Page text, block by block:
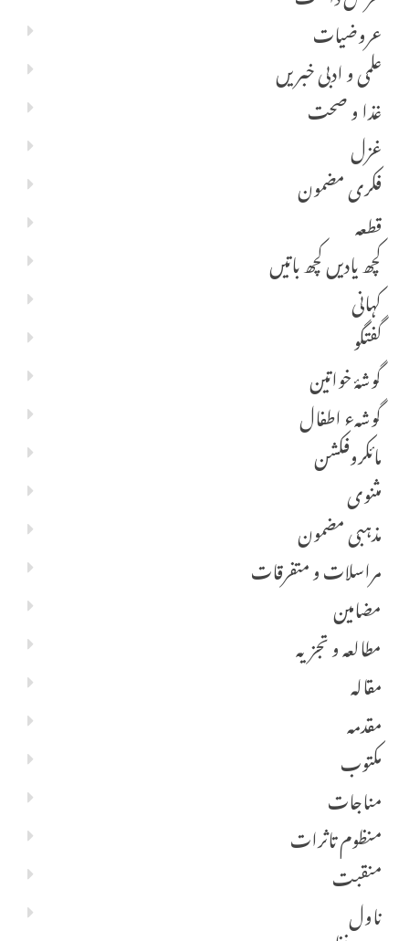
عروضیات
علمی و ادبی خبریں
غذا و صحت
غزل
فکری مضمون
قطعہ
کچھ یادیں کچھ باتیں
کہانی
گفتگو
گوشۂ خواتین
گوشہء اطفال
مائکروفکشن
مثنوی
مذہبی مضمون
مراسلات و متفرقات
مضامین
مطالعہ و تجزیہ
مقالہ
مقدمہ
مکتوب
مناجات
منظوم تاثرات
منقبت
ناول